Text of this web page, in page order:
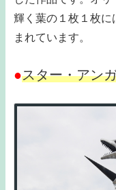
輝く葉の１枚１枚に
まれています。
●スター・アン